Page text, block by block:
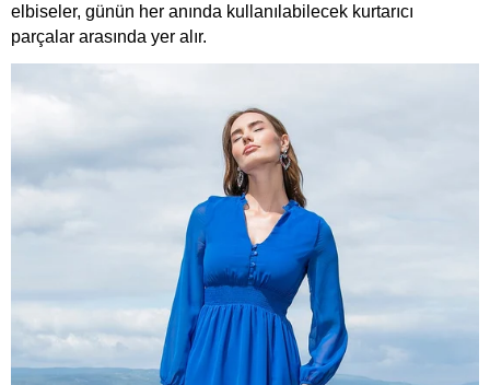
elbiseler, günün her anında kullanılabilecek kurtarıcı
parçalar arasında yer alır.